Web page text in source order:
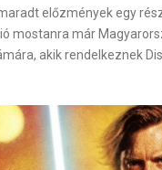
előzmények egy
mostanra már
akik rendelkeznek